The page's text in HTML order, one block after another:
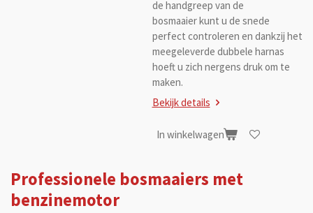
de handgreep van de
bosmaaier kunt u de snede
perfect controleren en dankzij het
meegeleverde dubbele harnas
hoeft u zich nergens druk om te
maken.
Bekijk details
In winkelwagen
Professionele bosmaaiers met
benzinemotor